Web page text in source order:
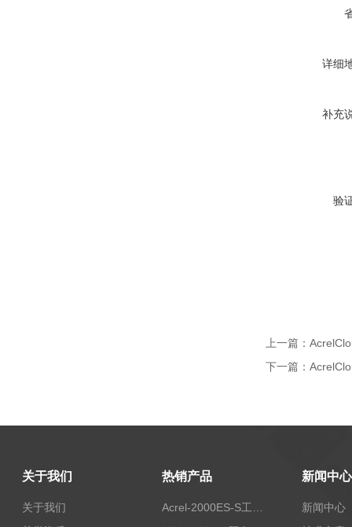
详细
补充
验
上一篇：
下一篇：
关于我们
关于我们
热销产品 新闻中心
新闻中心